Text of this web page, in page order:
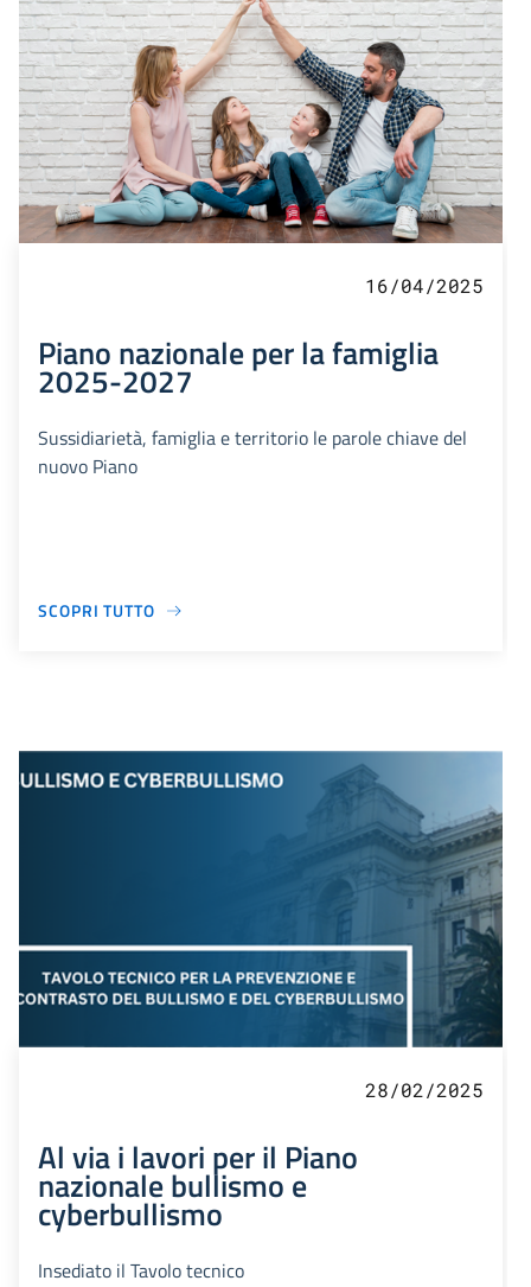
16/04/2025
Piano nazionale per la famiglia
2025-2027
Sussidiarietà, famiglia e territorio le parole chiave del
nuovo Piano
SCOPRI TUTTO
28/02/2025
Al via i lavori per il Piano
nazionale bullismo e
cyberbullismo
Insediato il Tavolo tecnico